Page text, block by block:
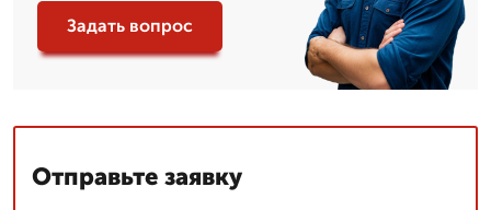
Задать вопрос
Отправьте заявку